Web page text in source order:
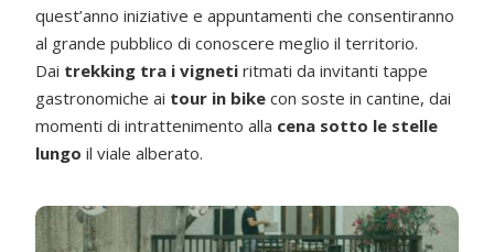
quest’anno iniziative e appuntamenti che consentiranno
al grande pubblico di conoscere meglio il territorio.
Dai trekking tra i vigneti ritmati da invitanti tappe
gastronomiche ai tour in bike con soste in cantine, dai
momenti di intrattenimento alla cena sotto le stelle
lungoil viale alberato.